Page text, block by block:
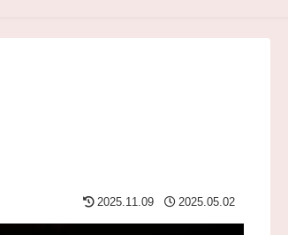
2025.11.09 2025.05.02